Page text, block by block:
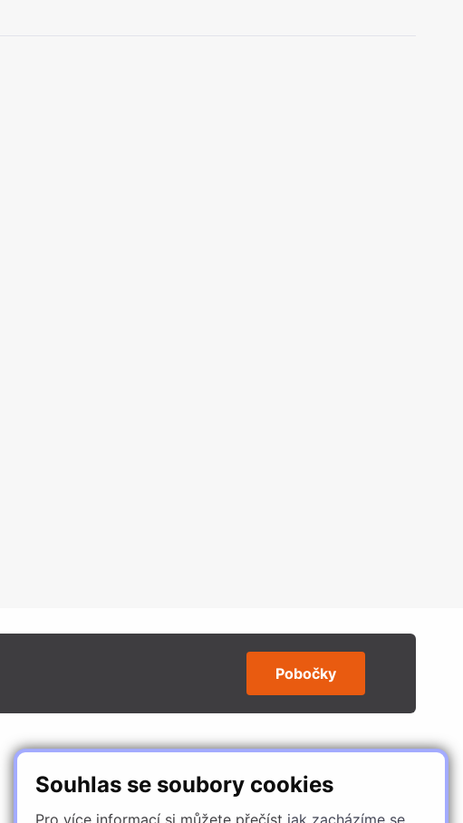
Souhlas se soubory cookies
Pro více informací si můžete přečíst jak zacházíme se
Pobočky
SLEDUJTE NÁS